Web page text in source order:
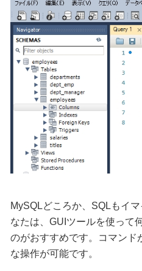
MySQLどころか、SQLもイ
なたは、GUIツールを使って
のがおすすめです。コマンド
な操作が可能です。